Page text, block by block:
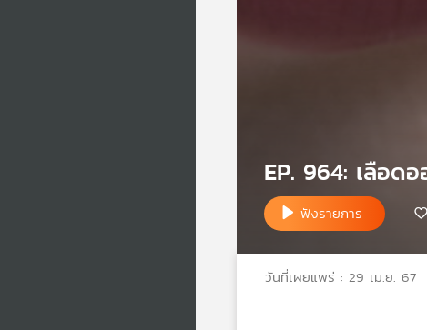
EP. 964: เลือด
ฟังรายการ
วันที่เผยแพร่ : 29 เม.ย. 67